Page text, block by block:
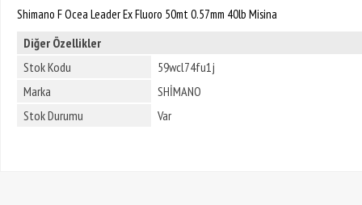
Shimano F Ocea Leader Ex Fluoro 50mt 0.57mm 40lb Misina
Diğer Özellikler
Stok Kodu
59wcl74fu1j
Marka
SHİMANO
Stok Durumu
Var